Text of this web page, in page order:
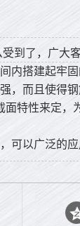
到了，广大
内搭建起牢固
，而且使得钢
特性来定
可以广泛的应